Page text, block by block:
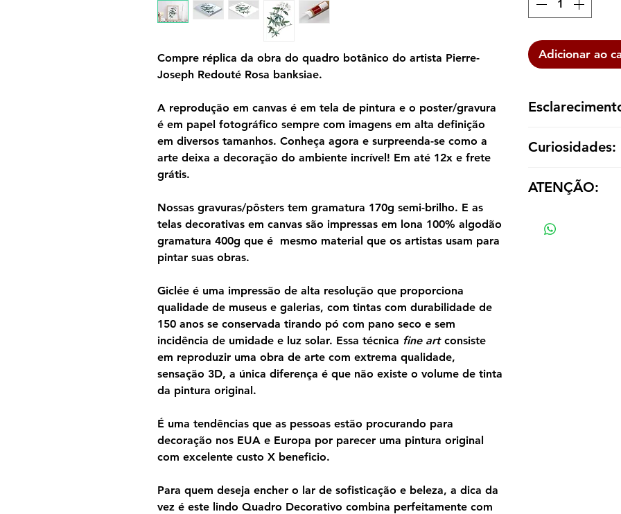
Compre réplica da obra do quadro botânico do artista Pierre-
Joseph Redouté Rosa banksiae.
A reprodução em canvas é em tela de pintura e o poster/gravura
é em papel fotográfico sempre com imagens em alta definição
em diversos tamanhos. Conheça agora e surpreenda-se como a
arte deixa a decoração do ambiente incrível! Em até 12x e frete
grátis.
Nossas gravuras/pôsters tem gramatura 170g semi-brilho. E as
telas decorativas em canvas são impressas em lona 100% algodão
gramatura 400g que é mesmo material que os artistas usam para
pintar suas obras.
Giclée é uma impressão de alta resolução que proporciona
qualidade de museus e galerias, com tintas com durabilidade de
150 anos se conservada tirando pó com pano seco e sem
incidência de umidade e luz solar. Essa técnica fine artconsiste
em reproduzir uma obra de arte com extrema qualidade,
sensação 3D, a única diferença é que não existe o volume de tinta
da pintura original.
É uma tendências que as pessoas estão procurando para
decoração nos EUA e Europa por parecer uma pintura original
com excelente custo X beneficio.
Para quem deseja encher o lar de sofisticação e beleza, a dica da
vez é este lindo Quadro Decorativo combina perfeitamente com
Adicionar ao
dentro de um tubo
Curiosidades:
1759 e morreu em
gravuras grandes
ATENÇÃO:
tamanho e material